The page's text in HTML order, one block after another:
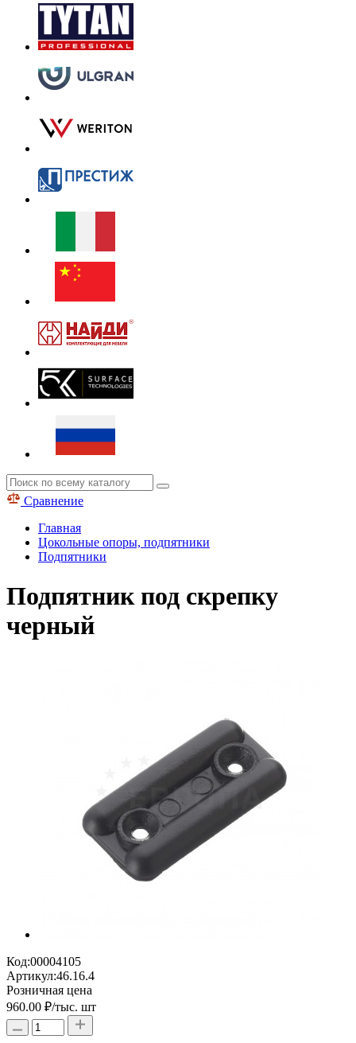
Сравнение
Главная
Цокольные опоры, подпятники
Подпятники
Подпятник под скрепку
черный
Код:00004105
Артикул:46.16.4
Розничная цена
960.00 ₽/тыс. шт